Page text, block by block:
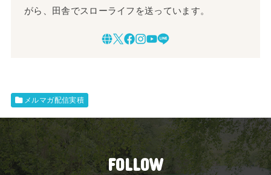
がら、田舎でスローライフを送っています。
メルマガ配信実積
FOLLOW